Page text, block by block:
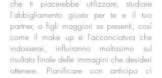
che ti piacerebbe utilizzare, studiare
l'abbigliamento giusto per te e il tuo
partner, o figli maggiori se presenti, così
come il make up e l'acconciatura che
indosserai, influiranno moltissimo sul
risultato finale delle immagini che desideri
ottenere. Pianificare con anticipo ci